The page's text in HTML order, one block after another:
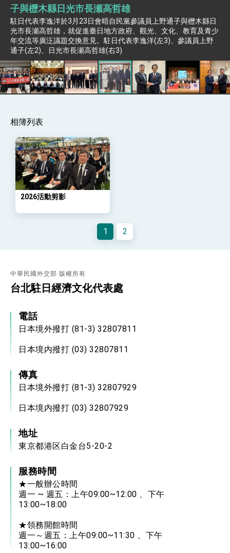
外交部長林佳龍午宴歡迎美國聯邦參議員蓋耶哥
訪問團
外交部長林佳龍接見美國智庫「德國馬歇爾基金
會」訪問團一行，深化跨大西洋戰略夥伴關係
臺美經貿談判獲階段性成果 卓揆期勉爭取時間完
成「臺美對等貿易協定」簽署
卓揆：臺美關稅談判階段性結果有助臺灣取得有
利戰略地位 全力支持「臺美對等貿易協定」簽署
外交部與數位發展部攜手合作，整合台灣雄厚數
位實力，達成固邦榮邦目標
「總合外交」與台歐美日關係深化
總統以「韌性之島，希望之光」為題發表2026新
年談話
總統主持「守護民主台灣國安行動方案」記者
會 強調以實力守護台海和平 以決心掌握國家
命運
變局中 奮起的新臺灣 總統發表國慶演說
總統發表執政周年談話 盼面對未來挑戰 堅持
賴總統就職演說影片
外交部重要言論
我國政府將在美國亞利桑納州設立「駐鳳凰城辦
子與櫪木縣日光市長瀬高哲雄
駐日代表李逸洋於3月23日會晤自民黨參議員上野通子與櫪木縣日
光市長瀬高哲雄，就促進臺日地方政府、觀光、文化、教育及青少
年交流等廣泛議題交換意見。駐日代表李逸洋(左3)、參議員上野
通子(左2)、日光市長瀬高哲雄(右3)
相簿列表
2026活動剪影
1 2
中華民國外交部 版權所有
台北駐日經濟文化代表處
電話
日本境外撥打 (81-3) 32807811
日本境内撥打 (03) 32807811
傳真
日本境外撥打 (81-3) 32807929
日本境内撥打 (03) 32807929
地址
東京都港区白金台5-20-2
服務時間
★一般辦公時間
週一 ~ 週五：上午09:00~12:00 、下午
13:00~18:00
★領務開館時間
週一～週五：上午09:00~11:30 、下午
13:00~16:00